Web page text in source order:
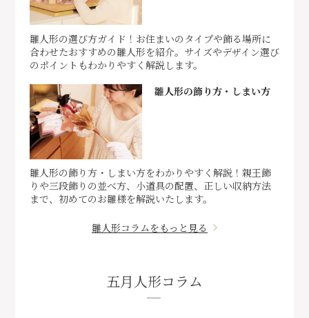
雛人形の選び方ガイド！お住まいのタイプや飾る場所に
合わせたおすすめの雛人形を紹介。サイズやデザイン選び
のポイントもわかりやすく解説します。
雛人形の飾り方・しまい方
雛人形の飾り方・しまい方をわかりやすく解説！親王飾
りや三段飾りの並べ方、小道具の配置、正しい収納方法
まで、初めてのお雛様を解説いたします。
雛人形コラムをもっと見る
五月人形コラム